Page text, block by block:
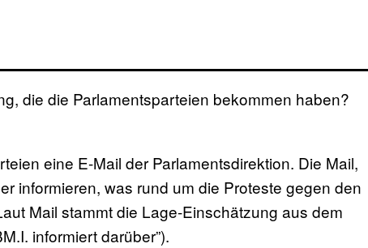
die die Parlamentsparteien bekommen haben?
eine E-Mail der Parlamentsdirektion. Die Mail,
informieren, was rund um die Proteste gegen den
Mail stammt die Lage-Einschätzung aus dem
informiert darüber”).